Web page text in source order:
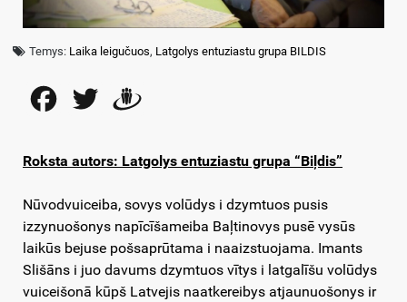
Temys: Laika leigučuos, Latgolys entuziastu grupa BILDIS
FacebookTwitter
Roksta autors: Latgolys entuziastu grupa “Biļdis”
Nūvodvuiceiba, sovys volūdys i dzymtuos pusis
izzynuošonys napīcīšameiba Baļtinovys pusē vysūs
laikūs bejuse pošsaprūtama i naaizstuojama. Imants
Slišāns i juo davums dzymtuos vītys i latgalīšu volūdys
vuiceišonā kūpš Latvejis naatkereibys atjaunuošonys ir